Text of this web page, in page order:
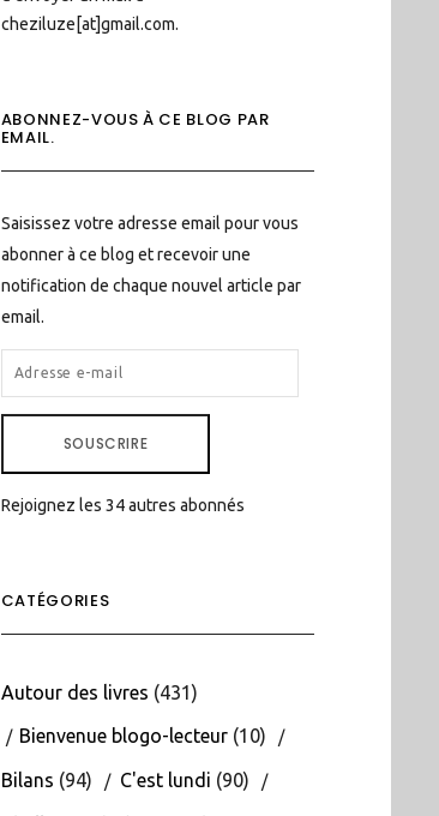
cheziluze[at]gmail.com.
ABONNEZ-VOUS À CE BLOG PAR
EMAIL.
Saisissez votre adresse email pour vous
abonner à ce blog et recevoir une
notification de chaque nouvel article par
email.
ADRESSE
E-
SOUSCRIRE
Rejoignez les 34 autres abonnés
CATÉGORIES
Autour des livres (431)
Bienvenue blogo-lecteur(10)
Bilans (94) C'est lundi (90)